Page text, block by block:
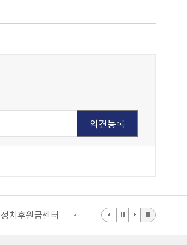
정치후원금센터 부동산거래질서교란행위